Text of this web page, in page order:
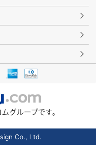
グループです。
Co., Ltd.